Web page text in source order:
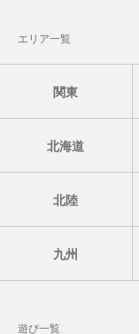
エリア一覧
関東
北海道
北陸
九州
遊び一覧